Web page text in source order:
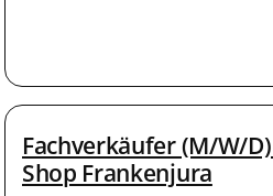
Fachverkäufer (M/W/
Shop Frankenjura